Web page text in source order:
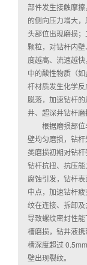
部件发生接触摩
的侧向压力增大
头部位出现磨损
颗粒，对钻杆内
度越高、流速越
中的酸性物质（
杆材质发生化学
脱落，加速钻杆的
井、超深井钻杆磨
根据磨损部
壁均匀磨损，钻
类磨损初期对钻
钻杆抗扭、抗压
腐蚀引发，钻杆
中点，加速钻杆
纹在连接、拆卸及
导致螺纹密封性
槽磨损，钻井液
槽深度超过
壁出现裂纹。